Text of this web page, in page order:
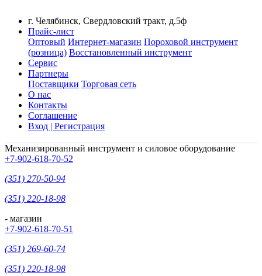
г. Челябинск, Свердловский тракт, д.5ф
Прайс-лист
Оптовый Интернет-магазин Пороховой инструмент
(розница) Восстановленный инструмент
Сервис
Партнеры
Поставщики Торговая сеть
О нас
Контакты
Соглашение
Вход | Регистрация
Механизированный инструмент и силовое оборудование
+7-902-618-70-52
(351) 270-50-94
(351) 220-18-98
- магазин
+7-902-618-70-51
(351) 269-60-74
(351) 220-18-98